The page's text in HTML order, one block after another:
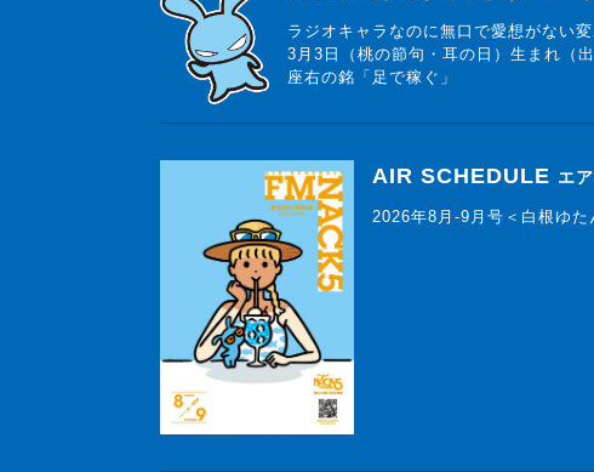
ラジオキャラなのに無口で愛想がない
3月3日（桃の節句・耳の日）生まれ（
座右の銘「足で稼ぐ」
AIR SCHEDULE エ
2026年8月-9月号＜白根ゆた